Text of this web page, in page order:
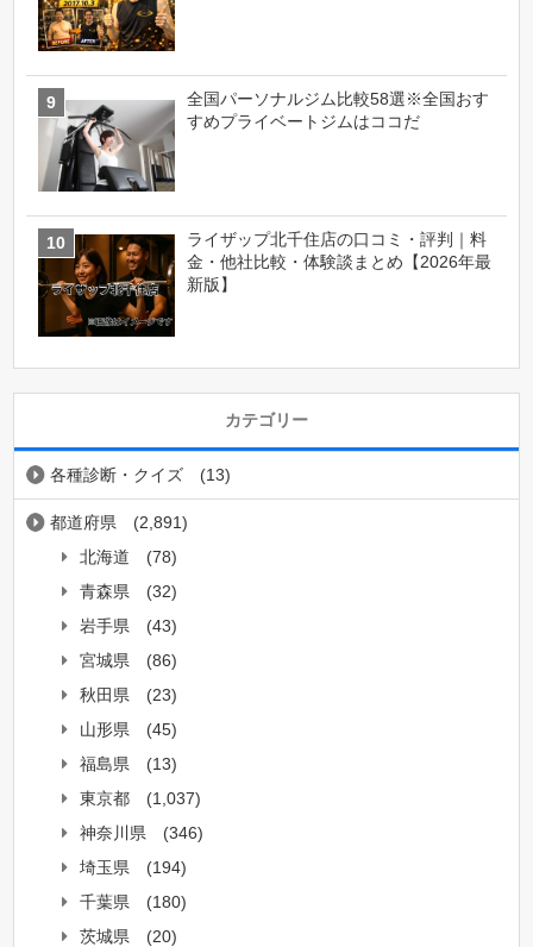
全国パーソナルジム比較58選※全国おす
すめプライベートジムはココだ
ライザップ北千住店の口コミ・評判｜料
金・他社比較・体験談まとめ【2026年最
新版】
カテゴリー
各種診断・クイズ (13)
都道府県
(2,891)
北海道
(78)
青森県
(32)
岩手県
(43)
宮城県
(86)
秋田県
(23)
山形県
(45)
福島県
(13)
東京都
(1,037)
神奈川県
(346)
埼玉県
(194)
千葉県
(180)
茨城県
(20)